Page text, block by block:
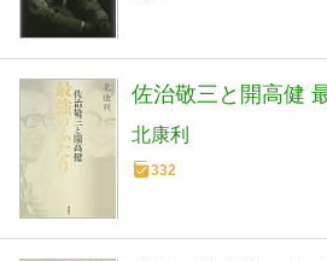
佐治敬三と開高健
北康利
332